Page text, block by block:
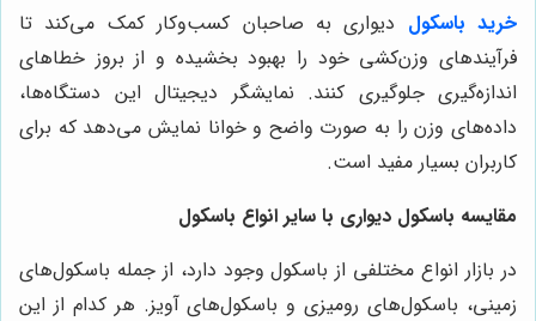
خرید باسکول دیواری به صاحبان کسب‌وکار کمک می‌کند تا
فرآیندهای وزن‌کشی خود را بهبود بخشیده و از بروز خطاهای
اندازه‌گیری جلوگیری کنند. نمایشگر دیجیتال این دستگاه‌ها،
داده‌های وزن را به صورت واضح و خوانا نمایش می‌دهد که برای
کاربران بسیار مفید است.
مقایسه باسکول دیواری با سایر انواع باسکول
در بازار انواع مختلفی از باسکول وجود دارد، از جمله باسکول‌های
زمینی، باسکول‌های رومیزی و باسکول‌های آویز. هر کدام از این